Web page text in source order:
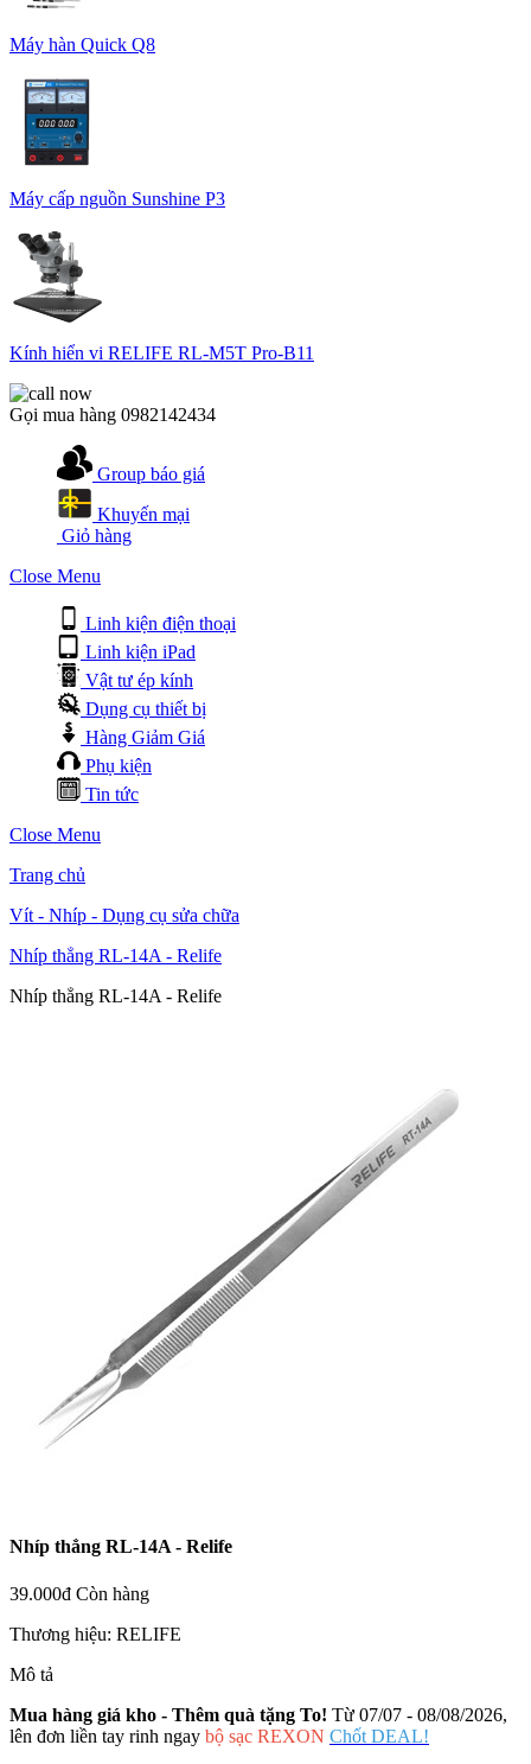
Máy hàn Quick Q8
Máy cấp nguồn Sunshine P3
Kính hiển vi RELIFE RL-M5T Pro-B11
Gọi mua hàng 0982142434
Group báo giá
Khuyến mại
Giỏ hàng
Close Menu
Linh kiện điện thoại
Linh kiện iPad
Vật tư ép kính
Dụng cụ thiết bị
Hàng Giảm Giá
Phụ kiện
Tin tức
Close Menu
Trang chủ
Vít - Nhíp - Dụng cụ sửa chữa
Nhíp thẳng RL-14A - Relife
Nhíp thẳng RL-14A - Relife
Nhíp thẳng RL-14A - Relife
39.000đ Còn hàng
Thương hiệu: RELIFE
Mô tả
Mua hàng giá kho - Thêm quà tặng To! Từ 07/07 - 08/08/2026,
lên đơn liền tay rinh ngay bộ sạc REXON Chốt DEAL!